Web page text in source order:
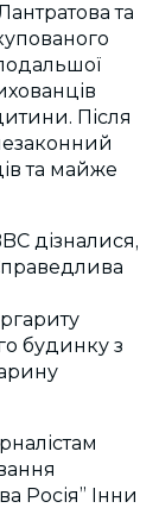
та
Після
та майже
дізналися,
будинку з
Росія” Інни